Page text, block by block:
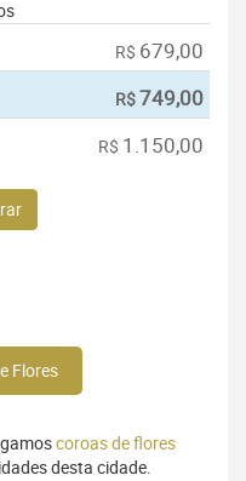
R$ 679,00
R$749,00
R$ 1.150,00
Flores
coroas de flores
desta cidade.